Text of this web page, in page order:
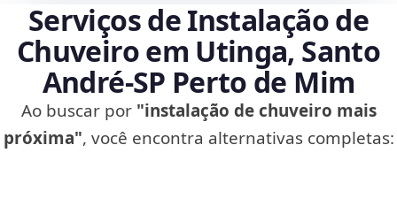
Serviços de Instalação de
Chuveiro em Utinga, Santo
André‑SP Perto de Mim
Ao buscar por "instalação de chuveiro mais
próxima", você encontra alternativas completas: